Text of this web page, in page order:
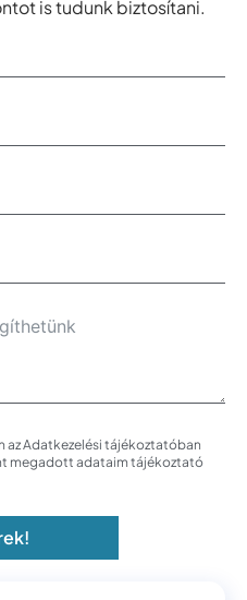
is tudunk biztosítani.
az Adatkezelési tájékoztatóban
megadott adataim tájékoztató